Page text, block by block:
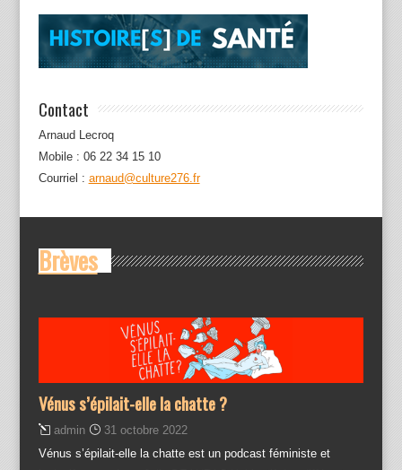
Contact
Arnaud Lecroq
Mobile : 06 22 34 15 10
Courriel : arnaud@culture276.fr
Brèves
Vénus s’épilait-elle la chatte ?
admin
31 octobre 2022
Vénus s’épilait-elle la chatte est un podcast féministe et